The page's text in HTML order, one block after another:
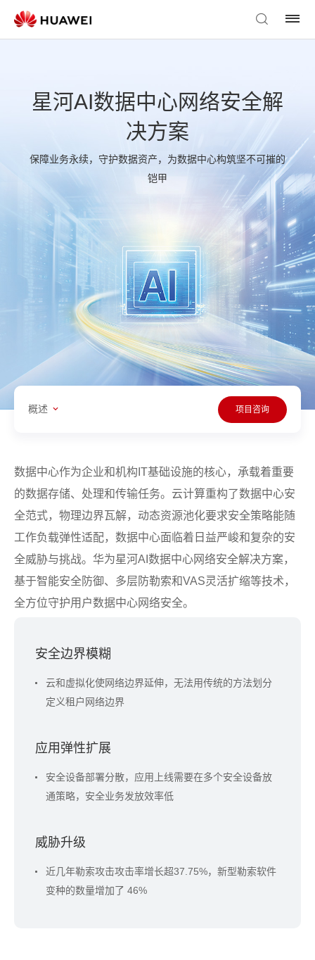
星河AI数据中心网络安全解
决方案
保障业务永续，守护数据资产，为数据中心构筑坚不可摧的
铠甲
概述 项目咨询
数据中心作为企业和机构IT基础设施的核心，承载着重要
的数据存储、处理和传输任务。云计算重构了数据中心安
全范式，物理边界瓦解，动态资源池化要求安全策略能随
工作负载弹性适配，数据中心面临着日益严峻和复杂的安
全威胁与挑战。华为星河AI数据中心网络安全解决方案，
基于智能安全防御、多层防勒索和VAS灵活扩缩等技术，
全方位守护用户数据中心网络安全。
安全边界模糊
云和虚拟化使网络边界延伸，无法用传统的方法划分
定义租户网络边界
应用弹性扩展
安全设备部署分散，应用上线需要在多个安全设备放
通策略，安全业务发放效率低
威胁升级
近几年勒索攻击攻击率增长超37.75%，新型勒索软件
变种的数量增加了 46%